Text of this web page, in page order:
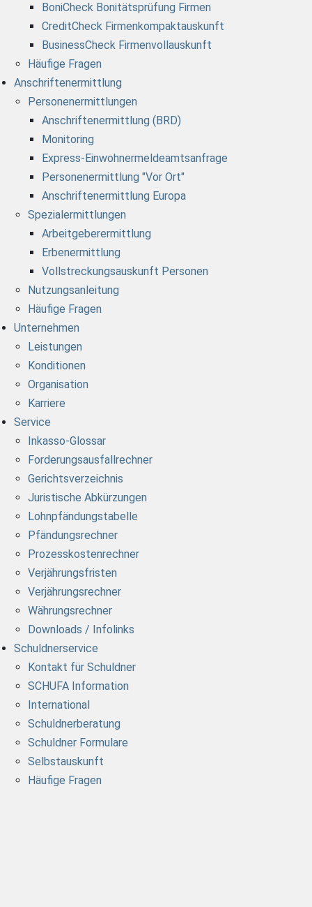
BoniCheck Bonitätsprüfung Firmen
CreditCheck Firmenkompaktauskunft
BusinessCheck Firmenvollauskunft
Häufige Fragen
Anschriftenermittlung
Personenermittlungen
Anschriftenermittlung (BRD)
Monitoring
Express-Einwohnermeldeamtsanfrage
Personenermittlung "Vor Ort"
Anschriftenermittlung Europa
Spezialermittlungen
Arbeitgeberermittlung
Erbenermittlung
Vollstreckungsauskunft Personen
Nutzungsanleitung
Häufige Fragen
Unternehmen
Leistungen
Konditionen
Organisation
Karriere
Service
Inkasso-Glossar
Forderungsausfallrechner
Gerichtsverzeichnis
Juristische Abkürzungen
Lohnpfändungstabelle
Pfändungsrechner
Prozesskostenrechner
Verjährungsfristen
Verjährungsrechner
Währungsrechner
Downloads / Infolinks
Schuldnerservice
Kontakt für Schuldner
SCHUFA Information
International
Schuldnerberatung
Schuldner Formulare
Selbstauskunft
Häufige Fragen